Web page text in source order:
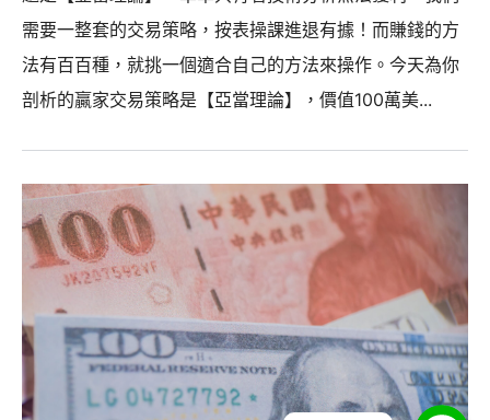
需要一整套的交易策略，按表操課進退有據！而賺錢的方
法有百百種，就挑一個適合自己的方法來操作。今天為你
剖析的贏家交易策略是【亞當理論】，價值100萬美...